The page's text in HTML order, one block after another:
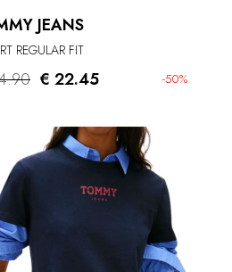
JEANS
REGULAR FIT
-50%
€ 22.45